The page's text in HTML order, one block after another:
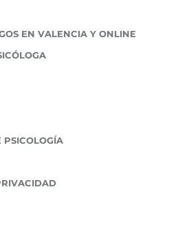
EN VALENCIA Y ONLINE
PSICOLOGÍA